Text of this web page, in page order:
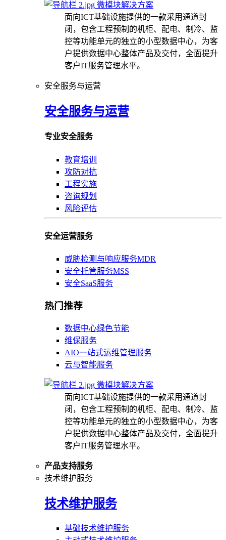
微模块解决方案
面向ICT基础设施提供的一款采用通道封
闭，包含工程预制的机柜、配电、制冷、监
控等功能单元的独立的小型数据中心，为客
户提供数据中心整体产品及交付，全面提升
客户IT服务管理水平。
安全服务与运营
安全服务与运营
专业安全服务
教育培训
攻防对抗
工程实施
咨询规划
风险评估
安全运营服务
威胁检测与响应服务MDR
安全托管服务MSS
安全SaaS服务
热门推荐
数据中心绿色节能
维保服务
AIO一站式运维管理服务
云与智能服务
微模块解决方案
面向ICT基础设施提供的一款采用通道封
闭，包含工程预制的机柜、配电、制冷、监
控等功能单元的独立的小型数据中心，为客
户提供数据中心整体产品及交付，全面提升
客户IT服务管理水平。
产品支持服务
技术维护服务
技术维护服务
基础技术维护服务